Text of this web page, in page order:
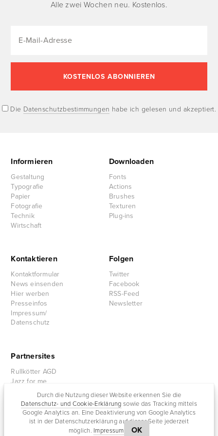
Durch die Nutzung dieser Website erkennen Sie die
Datenschutz- und Cookie-Erklärung sowie das Tracking mittels
Google Analytics an. Eine Deaktivierung von Google Analytics
ist in der Datenschutzerklärung auf dieser Seite jederzeit
möglich. Impressum OK
Alle zwei Wochen neu. Kostenlos.
Die Datenschutzbestimmungen habe ich gelesen und akzeptiert.
Informieren
Gestaltung
Typografie
Papier
Fotografie
Technik
Wirtschaft
Downloaden
Fonts
Actions
Brushes
Texturen
Plug-ins
Kontaktieren
Kontaktformular
News einsenden
Hier werben
Presseinfos
Impressum/
Datenschutz
Folgen
Twitter
Facebook
RSS-Feed
Newsletter
Partnersites
Rullkötter AGD
Jazz for me